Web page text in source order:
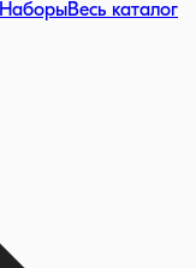
НаборыВесь каталог